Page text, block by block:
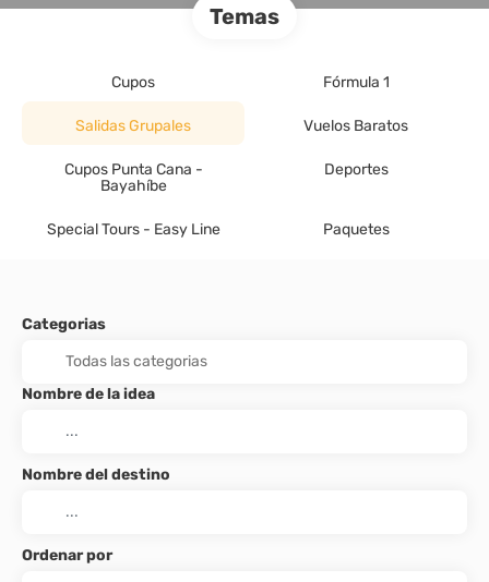
Temas
Cupos Fórmula 1
Salidas Grupales Vuelos Baratos
Cupos Punta Cana -
Bayahíbe
Deportes
Special Tours - Easy Line Paquetes
Categorias
Nombre de la idea
Nombre del destino
Ordenar por